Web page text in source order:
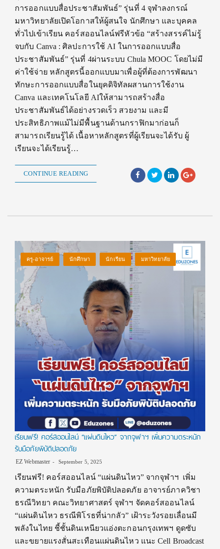
การออกแบบสื่อประชาสัมพันธ์” รุ่นที่ 4 จุฬาลงกรณ์
มหาวิทยาลัยเปิดโอกาสให้ผู้สนใจ นักศึกษา และบุคคล
ทั่วไปเข้าเรียน คอร์สออนไลน์ฟรีหัวข้อ “สร้างสรรค์ไม่รู้
จบกับ Canva : ศิลปะการใช้ AI ในการออกแบบสื่อ
ประชาสัมพันธ์” รุ่นที่ 4ผ่านระบบ Chula MOOC โดยไม่มี
ค่าใช้จ่าย หลักสูตรนี้ออกแบบมาเพื่อผู้ที่ต้องการพัฒนา
ทักษะการออกแบบสื่อในยุคดิจิทัลผสานการใช้งาน
Canva และเทคโนโลยี AIให้สามารถสร้างสื่อ
ประชาสัมพันธ์ได้อย่างรวดเร็ว สวยงาม และมี
ประสิทธิภาพแม้ไม่มีพื้นฐานด้านกราฟิกมาก่อนก็
สามารถเรียนรู้ได้ เนื้อหาหลักสูตรที่ผู้เรียนจะได้รับ ผู้
เรียนจะได้เรียนรู้…
CONTINUE READING
ครู-อาจารย์ นักศึกษา นักเรียน มหาวิทยาลัย
เรียนฟรี! คอร์สออนไลน์ “แผ่นดินไหว” จากจุฬาฯ เพิ่มความตระหนัก
รับมือภัยพิบัติปลอดภัย
EZ Webmaster September 5, 2025
เรียนฟรี! คอร์สออนไลน์ “แผ่นดินไหว” จากจุฬาฯ เพิ่ม
ความตระหนัก รับมือภัยพิบัติปลอดภัย อาจารย์ภาควิชา
ธรณีวิทยา คณะวิทยาศาสตร์ จุฬาฯ จัดคอร์สออนไลน์
“แผ่นดินไหว ธรณีพิโรธที่น่ากลัว” เฝ้าระวังรอยเลื่อนมี
พลังในไทย ชี้ชั้นดินเหนียวแอ่งตะกอนกรุงเทพฯ ดูดซับ
และขยายแรงสั่นสะเทือนแผ่นดินไหว แนะ Cell Broadcast